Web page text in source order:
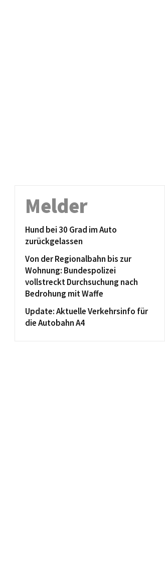
Melder
Hund bei 30 Grad im Auto
zurückgelassen
Von der Regionalbahn bis zur
Wohnung: Bundespolizei
vollstreckt Durchsuchung nach
Bedrohung mit Waffe
Update: Aktuelle Verkehrsinfo für
die Autobahn A4